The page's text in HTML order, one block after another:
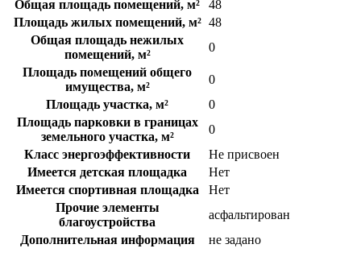
Общая площадь помещений, м²
48
Площадь жилых помещений, м² 48
Общая площадь нежилых
помещений, м²
0
Площадь помещений общего
имущества, м²
0
Площадь участка, м²
0
Площадь парковки в границах
земельного участка, м²
0
Класс энергоэффективности
Не присвоен
Имеется детская площадка
Нет
Имеется спортивная площадка
Нет
Прочие элементы
благоустройства
асфальтирован
Дополнительная информация
не задано